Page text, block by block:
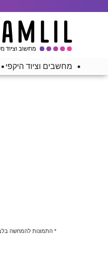
מחשבים וציוד היקפי
* התמונות להמחשה